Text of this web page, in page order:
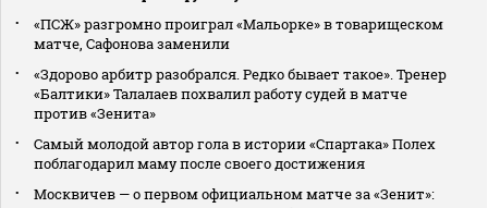
«ПСЖ» разгромно проиграл «Мальорке» в товарищеском
матче, Сафонова заменили
«Здорово арбитр разобрался. Редко бывает такое». Тренер
«Балтики» Талалаев похвалил работу судей в матче
против «Зенита»
Самый молодой автор гола в истории «Спартака» Полех
поблагодарил маму после своего достижения
Москвичев — о первом официальном матче за «Зенит»: